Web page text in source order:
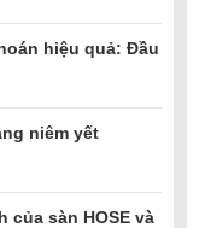
hiệu quả: Đầu
niêm yết
của sàn HOSE và